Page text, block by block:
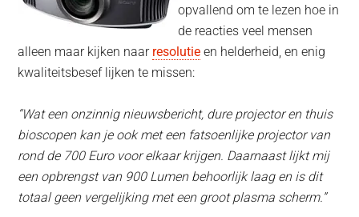
opvallend om te lezen hoe in
de reacties veel mensen
alleen maar kijken naar resolutie en helderheid, en enig
kwaliteitsbesef lijken te missen:
“Wat een onzinnig nieuwsbericht, dure projector en thuis
bioscopen kan je ook met een fatsoenlijke projector van
rond de 700 Euro voor elkaar krijgen. Daarnaast lijkt mij
een opbrengst van 900 Lumen behoorlijk laag en is dit
totaal geen vergelijking met een groot plasma scherm.”